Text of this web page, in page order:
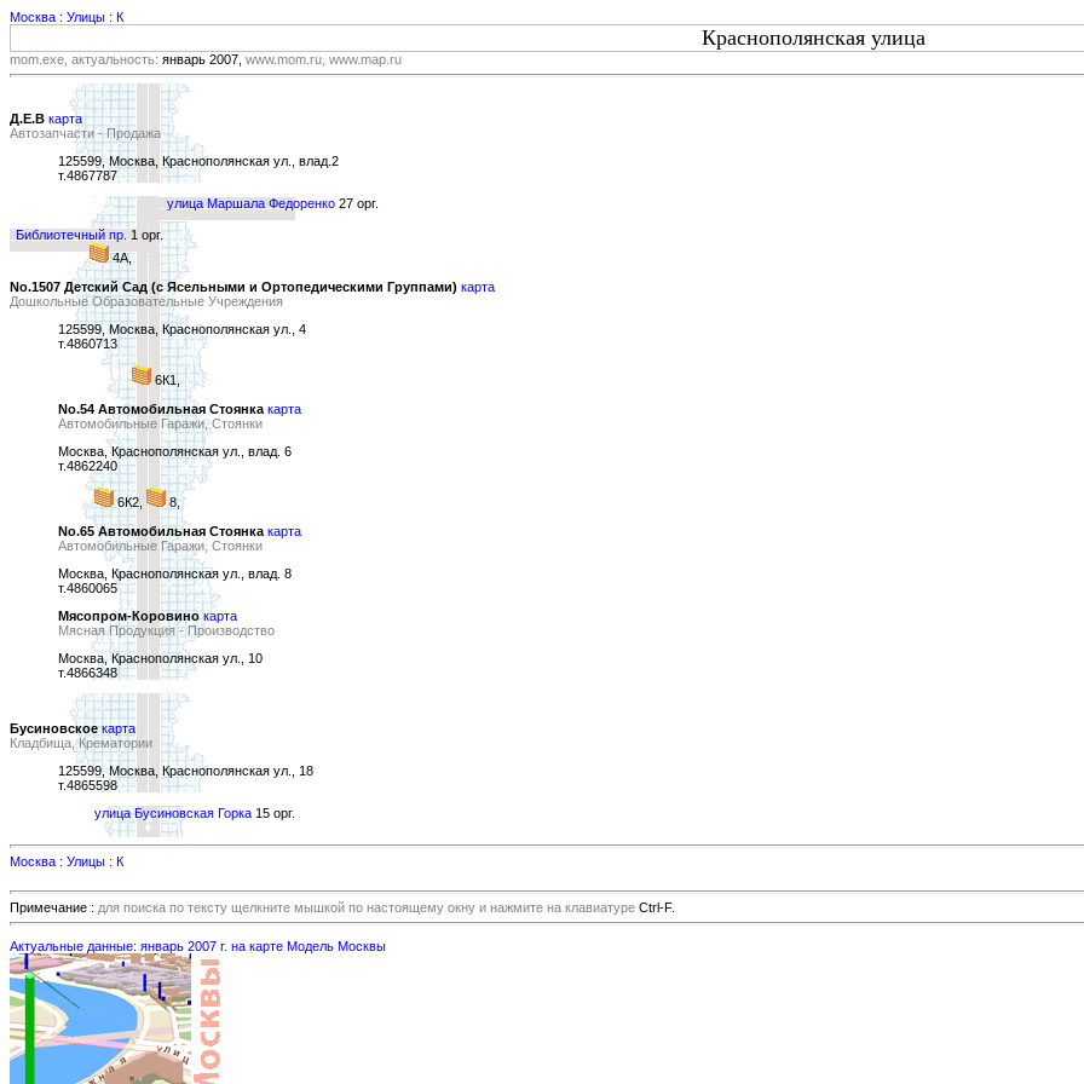
Москва : Улицы : К
Краснополянская улица
mom.exe, актуальность: январь 2007, www.mom.ru, www.map.ru
Д.Е.В карта
Автозапчасти - Продажа
125599, Москва, Краснополянская ул., влад.2
т.4867787
улица Маршала Федоренко 27 орг.
Библиотечный пр. 1 орг.
4А,
No.1507 Детский Сад (с Ясельными и Ортопедическими Группами) карта
Дошкольные Образовательные Учреждения
125599, Москва, Краснополянская ул., 4
т.4860713
6К1,
No.54 Автомобильная Стоянка карта
Автомобильные Гаражи, Стоянки
Москва, Краснополянская ул., влад. 6
т.4862240
6К2,
8,
No.65 Автомобильная Стоянка карта
Автомобильные Гаражи, Стоянки
Москва, Краснополянская ул., влад. 8
т.4860065
Мясопром-Коровино карта
Мясная Продукция - Производство
Москва, Краснополянская ул., 10
т.4866348
Бусиновское карта
Кладбища, Крематории
125599, Москва, Краснополянская ул., 18
т.4865598
улица Бусиновская Горка 15 орг.
Москва : Улицы : К
Примечание : для поиска по тексту щелкните мышкой по настоящему окну и нажмите на клавиатуре Ctrl-F.
Актуальные данные: январь 2007 г. на карте Модель Москвы